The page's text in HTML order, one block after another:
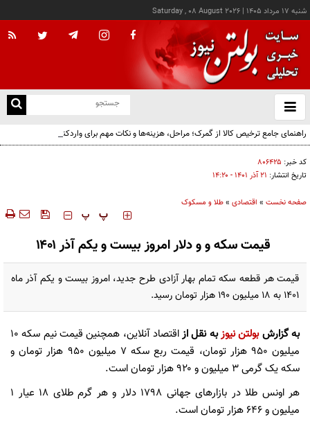
شنبه ۱۷ مرداد ۱۴۰۵ |
Saturday , 08 August 2026
باز
و
راهنمای جامع ترخیص کالا از گمرک؛ مراحل، هزینه‌ها و نکات مهم برای واردکنندگان
کد خبر: ۸۰۶۴۲۵
تاریخ انتشار: ۲۱ آذر ۱۴۰۱ - ۱۴:۲۰
صفحه نخست » اقتصادی »طلا و مسکوک
‍‍‍ پ پ
قیمت سکه و و دلار امروز بیست و یکم آذر ۱۴۰۱
​قیمت هر قطعه سکه تمام بهار آزادی طرح جدید، امروز بیست و یکم آذر ماه
۱۴۰۱ به ۱۸ میلیون ۱۹۰ هزار تومان رسید.
به گزارشبولتن نیوزبه نقل از
اقتصاد آنلاین، همچنین قیمت نیم سکه ۱۰
میلیون ۹۵۰ هزار تومان، قیمت ربع سکه ۷ میلیون ۹۵۰ هزار تومان و
سکه یک گرمی ۳ میلیون و ۹۲۰ هزار تومان است.
هر اونس طلا در بازارهای جهانی ۱۷۹۸ دلار و هر گرم طلای ۱۸ عیار ۱
میلیون و ۶۴۶ هزار تومان است.